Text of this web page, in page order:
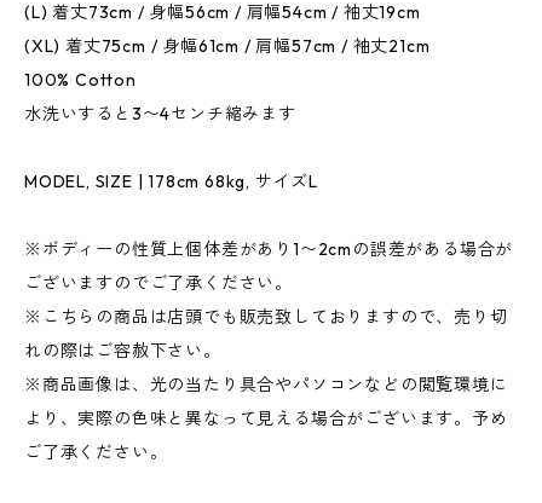
(L) 着丈73cm / 身幅56cm / 肩幅54cm / 袖丈19cm
(XL) 着丈75cm / 身幅61cm / 肩幅57cm / 袖丈21cm
100% Cotton
水洗いすると3〜4センチ縮みます
MODEL, SIZE | 178cm 68kg, サイズL
※ボディーの性質上個体差があり1〜2cmの誤差がある場合が
ございますのでご了承ください。
※こちらの商品は店頭でも販売致しておりますので、売り切
れの際はご容赦下さい。
※商品画像は、光の当たり具合やパソコンなどの閲覧環境に
より、実際の色味と異なって見える場合がございます。予め
ご了承ください。